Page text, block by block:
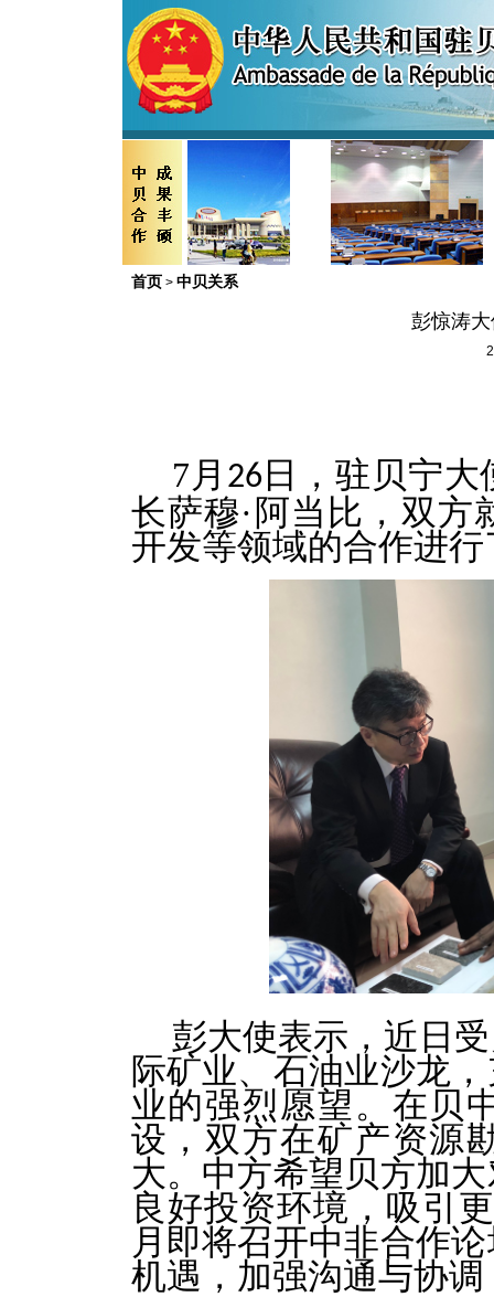
首页 > 中贝关系
彭惊涛
7 月 26 日，驻贝宁
长萨穆·阿当比，双方
开发等领域的合作进
彭大使表示，近日
际矿业、石油业沙龙
业的强烈愿望。在贝
设，双方在矿产资源
大。中方希望贝方加
良好投资环境，吸引
月即将召开中非合作
机遇，加强沟通与协